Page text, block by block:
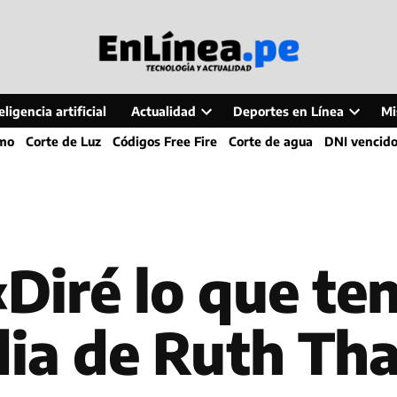
artificial Actualidad
Open
dropdown
Deportes en Línea
Open
dropdown
Corte de Luz Códigos Free Fire Corte de agua DNI vencido
lo que
de Ruth